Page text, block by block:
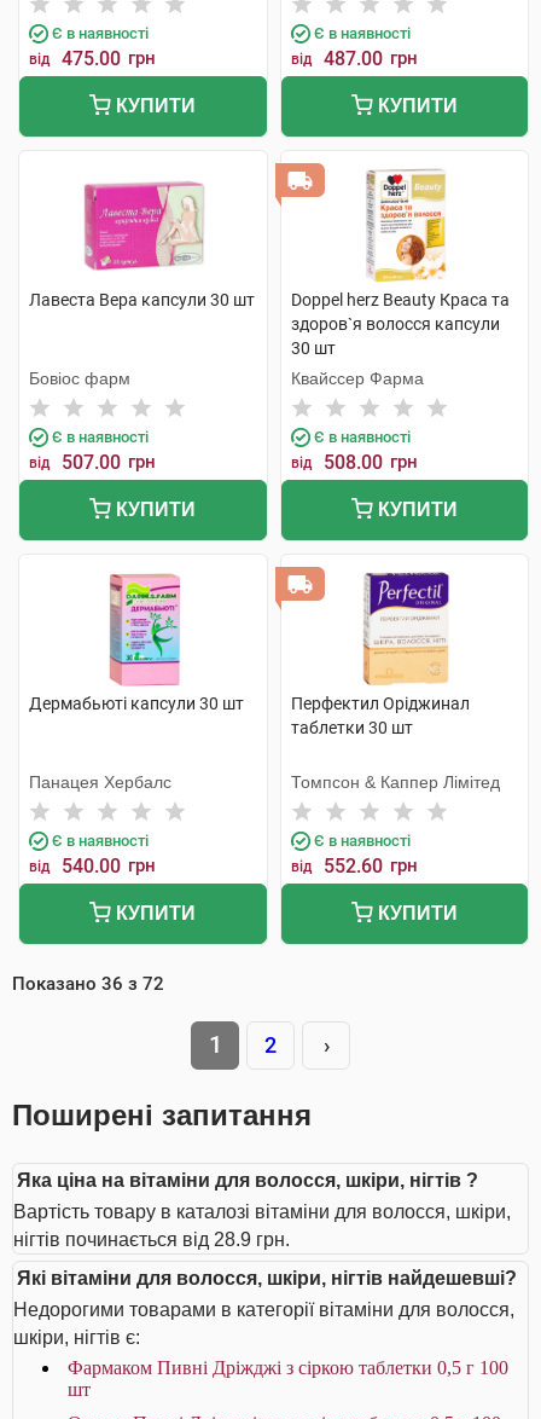
Є в наявності
від 475.00 грн
КУПИТИ
Є в наявності
від 487.00 грн
КУПИТИ
Лавеста Вера капсули 30 шт
Бовіос фарм
Є в наявності
від 507.00 грн
КУПИТИ
Doppel herz Beauty Краса та
здоров`я волосся капсули
30 шт
Квайссер Фарма
Є в наявності
від 508.00 грн
КУПИТИ
Дермабьюті капсули 30 шт
Панацея Хербалс
Є в наявності
від 540.00 грн
КУПИТИ
Перфектил Оріджинал
таблетки 30 шт
Томпсон & Каппер Лімітед
Є в наявності
від 552.60 грн
КУПИТИ
Показано 36 з 72
1 2 ›
Поширені запитання
Яка ціна на вітаміни для волосся, шкіри, нігтів ?
Вартість товару в каталозі вітаміни для волосся, шкіри,
нігтів починається від 28.9 грн.
Які вітаміни для волосся, шкіри, нігтів найдешевші?
Недорогими товарами в категорії вітаміни для волосся,
шкіри, нігтів є:
Фармаком Пивні Дріжджі з сіркою таблетки 0,5 г 100
шт